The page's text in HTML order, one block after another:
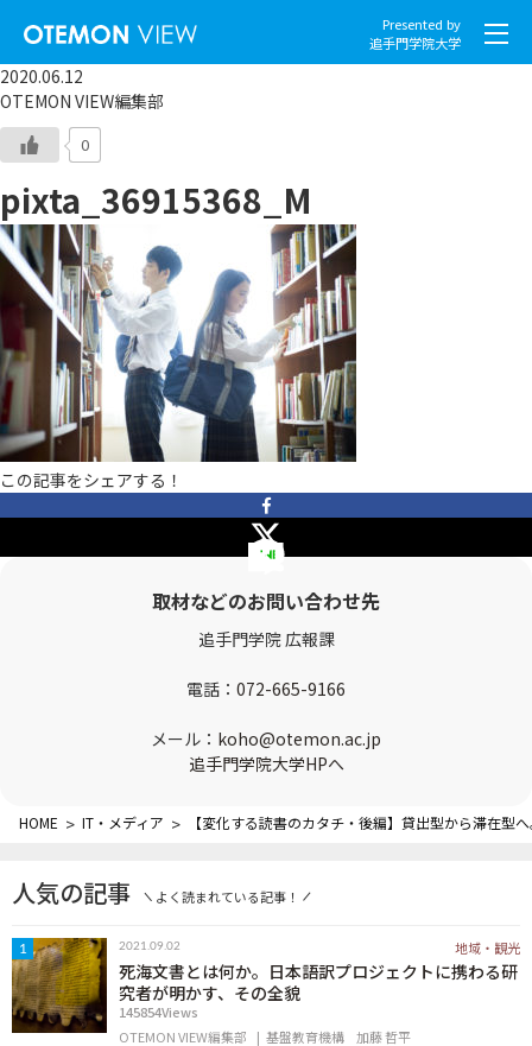
Presented by
追手門学院大学
社会とくらし
グローバル
スポーツと文化
こころとからだ
IT・メディア
地域・観光
2020.06.12
OTEMON VIEW編集部
0
pixta_36915368_M
この記事をシェアする！
取材などのお問い合わせ先
追手門学院 広報課
電話： 072-665-9166
メール： koho@otemon.ac.jp
追手門学院大学HPへ
HOME > IT・メディア > 【変化する読書のカタチ・後編】貸出型から滞在型
人気の記事 よく読まれている記事！
1 2021.09.02 地域・観光
死海文書とは何か。日本語訳プロジェクトに携わる研
究者が明かす、その全貌
145854Views
OTEMON VIEW編集部
基盤教育機構 加藤 哲平